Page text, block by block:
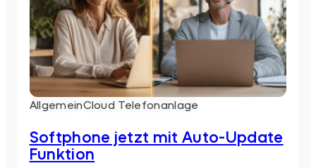
AllgemeinCloud Telefonanlage
Softphone jetzt mit Auto-Update
Funktion